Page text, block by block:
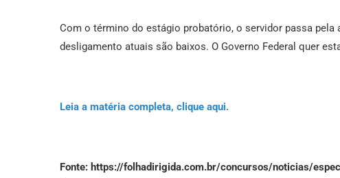
Com o término do estágio probatório, o servidor passa pela
desligamento atuais são baixos. O Governo Federal quer
Leia a matéria completa, clique aqui.
Fonte: https://folhadirigida.com.br/concursos/noticias/